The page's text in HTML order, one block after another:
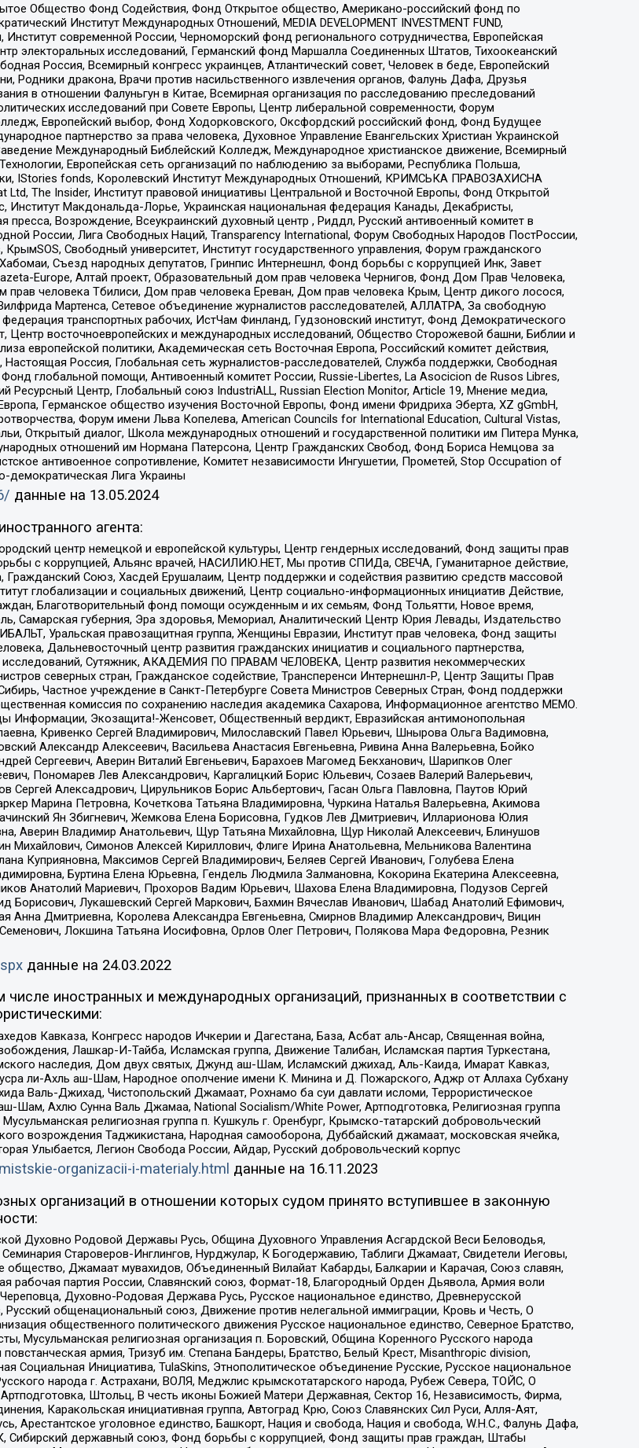
Общество Фонд Содействия, Фонд Открытое общество, Американо-российский фонд по
Институт Международных Отношений, MEDIA DEVELOPMENT INVESTMENT FUND,
современной России, Черноморский фонд регионального сотрудничества, Европейская
электоральных исследований, Германский фонд Маршалла Соединенных Штатов, Тихоокеанский
Россия, Всемирный конгресс украинцев, Атлантический совет, Человек в беде, Европейский
дракона, Врачи против насильственного извлечения органов, Фалунь Дафа, Друзья
в отношении Фалуньгун в Китае, Всемирная организация по расследованию преследований
исследований при Совете Европы, Центр либеральной современности, Форум
Европейский выбор, Фонд Ходорковского, Оксфордский российский фонд, Фонд Будущее
партнерство за права человека, Духовное Управление Евангельских Христиан Украинской
Международный Библейский Колледж, Международное христианское движение, Всемирный
Европейская сеть организаций по наблюдению за выборами, Республика Польша,
IStories fonds, Королевский Институт Международных Отношений, КРИМСЬКА ПРАВОЗАХИСНА
The Insider, Институт правовой инициативы Центральной и Восточной Европы, Фонд Открытой
Институт Макдональда-Лорье, Украинская национальная федерация Канады, Декабристы,
Возрождение, Всеукраинский духовный центр , Риддл, Русский антивоенный комитет в
России, Лига Свободных Наций, Transparеncy International, Форум Свободных Народов ПостРоссии,
Свободный университет, Институт государственного управления, Форум гражданского
Съезд народных депутатов, Гринпис Интернешнл, Фонд борьбы с коррупцией Инк, Завет
Europe, Алтай проект, Образовательный дом прав человека Чернигов, Фонд Дом Прав Человека,
человека Тбилиси, Дом прав человека Ереван, Дом прав человека Крым, Центр дикого лосося,
Мартенса, Сетевое объединение журналистов расследователей, АЛЛАТРА, За свободную
транспортных рабочих, ИстЧам Финланд, Гудзоновский институт, Фонд Демократического
Центр восточноевропейских и международных исследований, Общество Сторожевой башни, Библии и
европейской политики, Академическая сеть Восточная Европа, Российский комитет действия,
Россия, Глобальная сеть журналистов-расследователей, Служба поддержки, Свободная
глобальной помощи, Антивоенный комитет России, Russie-Libertes, La Asocicion de Rusos Libres,
Ресурсный Центр, Глобальный союз IndustriALL, Russian Election Monitor, Article 19, Мнение медиа,
Германское общество изучения Восточной Европы, Фонд имени Фридриха Эберта, XZ gGmbH,
Форум имени Льва Копелева, American Councils for International Education, Cultural Vistas,
Открытый диалог, Школа международных отношений и государственной политики им Питера Мунка,
отношений им Нормана Патерсона, Центр Гражданских Свобод, Фонд Бориса Немцова за
антивоенное сопротивление, Комитет независимости Ингушетии, Прометей, Stop Occupation of
Лига Украины
данные на 13.05.2024
агента:
центр немецкой и европейской культуры, Центр гендерных исследований, Фонд защиты прав
с коррупцией, Альянс врачей, НАСИЛИЮ.НЕТ, Мы против СПИДа, СВЕЧА, Гуманитарное действие,
Гражданский Союз, Хасдей Ерушалаим, Центр поддержки и содействия развитию средств массовой
глобализации и социальных движений, Центр социально-информационных инициатив Действие,
Благотворительный фонд помощи осужденным и их семьям, Фонд Тольятти, Новое время,
Самарская губерния, Эра здоровья, Мемориал, Аналитический Центр Юрия Левады, Издательство
Уральская правозащитная группа, Женщины Евразии, Институт прав человека, Фонд защиты
Дальневосточный центр развития гражданских инициатив и социального партнерства,
исследований, Сутяжник, АКАДЕМИЯ ПО ПРАВАМ ЧЕЛОВЕКА, Центр развития некоммерческих
северных стран, Гражданское содействие, Трансперенси Интернешнл-Р, Центр Защиты Прав
Частное учреждение в Санкт-Петербурге Совета Министров Северных Стран, Фонд поддержки
комиссия по сохранению наследия академика Сахарова, Информационное агентство МЕМО.
Информации, Экозащита!-Женсовет, Общественный вердикт, Евразийская антимонопольная
Кривенко Сергей Владимирович, Милославский Павел Юрьевич, Шнырова Ольга Вадимовна,
Александр Алексеевич, Васильева Анастасия Евгеньевна, Ривина Анна Валерьевна, Бойко
Сергеевич, Аверин Виталий Евгеньевич, Барахоев Магомед Бекханович, Шарипков Олег
Пономарев Лев Александрович, Каргалицкий Борис Юльевич, Созаев Валерий Валерьевич,
Сергей Алексадрович, Цирульников Борис Альбертович, Гасан Ольга Павловна, Паутов Юрий
Марина Петровна, Кочеткова Татьяна Владимировна, Чуркина Наталья Валерьевна, Акимова
Ян Збигневич, Жемкова Елена Борисовна, Гудков Лев Дмитриевич, Илларионова Юлия
Аверин Владимир Анатольевич, Щур Татьяна Михайловна, Щур Николай Алексеевич, Блинушов
Михайлович, Симонов Алексей Кириллович, Флиге Ирина Анатольевна, Мельникова Валентина
Куприяновна, Максимов Сергей Владимирович, Беляев Сергей Иванович, Голубева Елена
Буртина Елена Юрьевна, Гендель Людмила Залмановна, Кокорина Екатерина Алексеевна,
Анатолий Мариевич, Прохоров Вадим Юрьевич, Шахова Елена Владимировна, Подузов Сергей
Борисович, Лукашевский Сергей Маркович, Бахмин Вячеслав Иванович, Шабад Анатолий Ефимович,
Анна Дмитриевна, Королева Александра Евгеньевна, Смирнов Владимир Александрович, Вицин
Локшина Татьяна Иосифовна, Орлов Олег Петрович, Полякова Мара Федоровна, Резник
данные на 24.03.2022
иностранных и международных организаций, признанных в соответствии с
Кавказа, Конгресс народов Ичкерии и Дагестана, База, Асбат аль-Ансар, Священная война,
Лашкар-И-Тайба, Исламская группа, Движение Талибан, Исламская партия Туркестана,
наследия, Дом двух святых, Джунд аш-Шам, Исламский джихад, Аль-Каида, Имарат Кавказ,
ли-Ахль аш-Шам, Народное ополчение имени К. Минина и Д. Пожарского, Аджр от Аллаха Субхану
Валь-Джихад, Чистопольский Джамаат, Рохнамо ба суи давлати исломи, Террористическое
Шам, Ахлю Сунна Валь Джамаа, National Socialism/White Power, Артподготовка, Религиозная группа
религиозная группа п. Кушкуль г. Оренбург, Крымско-татарский добровольческий
возрождения Таджикистана, Народная самооборона, Дуббайский джамаат, московская ячейка,
Улыбается, Легион Свобода России, Айдар, Русский добровольческий корпус
organizacii-i-materialy.html данные на 16.11.2023
организаций в отношении которых судом принято вступившее в законную
Духовно Родовой Державы Русь, Община Духовного Управления Асгардской Веси Беловодья,
Староверов-Инглингов, Нурджулар, К Богодержавию, Таблиги Джамаат, Свидетели Иеговы,
общество, Джамаат мувахидов, Объединенный Вилайат Кабарды, Балкарии и Карачая, Союз славян,
рабочая партия России, Славянский союз, Формат-18, Благородный Орден Дьявола, Армия воли
Духовно-Родовая Держава Русь, Русское национальное единство, Древнерусской
общенациональный союз, Движение против нелегальной иммиграции, Кровь и Честь, О
общественного политического движения Русское национальное единство, Северное Братство,
Мусульманская религиозная организация п. Боровский, Община Коренного Русского народа
армия, Тризуб им. Степана Бандеры, Братство, Белый Крест, Misanthropic division,
Социальная Инициатива, TulaSkins, Этнополитическое объединение Русские, Русское национальное
народа г. Астрахани, ВОЛЯ, Меджлис крымскотатарского народа, Рубеж Севера, ТОЙС, О
Штольц, В честь иконы Божией Матери Державная, Сектор 16, Независимость, Фирма,
Каракольская инициативная группа, Автоград Крю, Союз Славянских Сил Руси, Алля-Аят,
Арестантское уголовное единство, Башкорт, Нация и свобода, Нация и свобода, W.H.С., Фалунь Дафа,
Сибирский державный союз, Фонд борьбы с коррупцией, Фонд защиты прав граждан, Штабы